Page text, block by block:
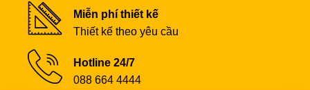
Miễn phí thiết kế
Thiết kế theo yêu cầu
Hotline 24/7
088 664 4444